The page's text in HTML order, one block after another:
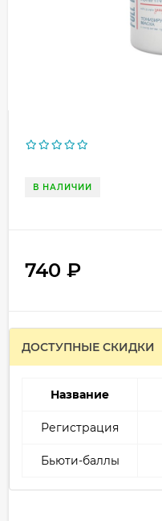
В НАЛИЧИИ
740 ₽
ДОСТУПНЫЕ СКИДКИ
Название
Регистрация
Бьюти-баллы